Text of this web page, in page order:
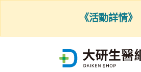
《活動詳情》